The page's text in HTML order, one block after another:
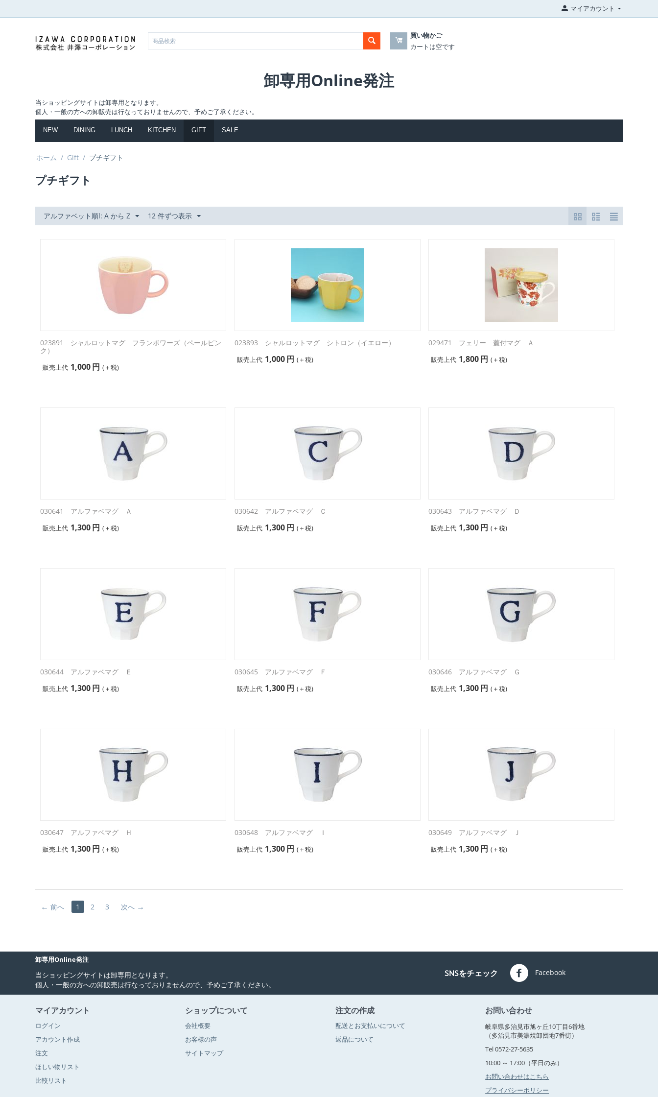
マイアカウント
買い物かご
カートは空です
卸専用Online発注
当ショッピングサイトは卸専用となります。
個人・一般の方への卸販売は行なっておりませんので、予めご了承ください。
NEW DINING LUNCH KITCHEN GIFT SALE
ホーム / Gift / プチギフト
プチギフト
アルファベット順l: A から Z 12 件ずつ表示
023891 シャルロットマグ フランボワーズ（ペールピン
ク）
販売上代 1,000円 (＋税)
023893 シャルロットマグ シトロン（イエロー）
販売上代 1,000 円 (＋税)
029471 フェリー 蓋付マグ Ａ
販売上代 1,800円 (＋税)
030641 アルファベマグ Ａ
販売上代 1,300円 (＋税)
030642 アルファベマグ Ｃ
販売上代 1,300 円 (＋税)
030643 アルファベマグ Ｄ
販売上代 1,300円 (＋税)
030644 アルファベマグ Ｅ
販売上代 1,300円 (＋税)
030645 アルファベマグ Ｆ
販売上代 1,300 円 (＋税)
030646 アルファベマグ Ｇ
販売上代 1,300円 (＋税)
030647 アルファベマグ Ｈ
販売上代 1,300円 (＋税)
030648 アルファベマグ Ｉ
販売上代 1,300 円 (＋税)
030649 アルファベマグ Ｊ
販売上代 1,300円 (＋税)
前へ 1 2 3 次へ
卸専用Online発注
当ショッピングサイトは卸専用となります。
個人・一般の方への卸販売は行なっておりませんので、予めご了承ください。
SNSをチェック Facebook
マイアカウント
ログイン
アカウント作成
注文
ほしい物リスト
比較リスト
ショップについて
会社概要
お客様の声
サイトマップ
注文の作成
配送とお支払いについて
返品について
お問い合わせ
岐阜県多治見市旭ヶ丘10丁目6番地
（多治見市美濃焼卸団地7番街）
Tel 0572-27-5635
10:00 ～ 17:00（平日のみ）
お問い合わせはこちら
プライバシーポリシー